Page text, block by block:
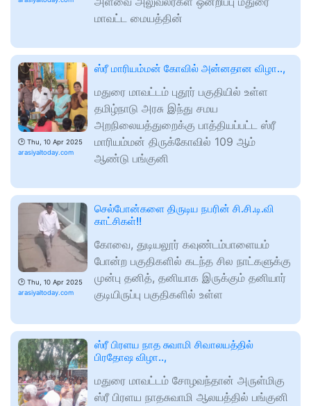
மாவட்ட மையத்தின்
🕑 Thu, 10 Apr 2025
arasiyaltoday.com
ஸ்ரீ மாரியம்மன் கோவில் அன்னதான விழா..,
மதுரை மாவட்டம் புதூர் பகுதியில் உள்ள
தமிழ்நாடு அரசு இந்து சமய
அறநிலையத்துறைக்கு பாத்தியப்பட்ட ஸ்ரீ
மாரியம்மன் திருக்கோவில் 109 ஆம்
ஆண்டு பங்குனி
🕑 Thu, 10 Apr 2025
arasiyaltoday.com
செல்போன்களை திருடிய நபரின் சி.சி.டி.வி
காட்சிகள்!!
கோவை, துடியலூர் கவுண்டம்பாளையம்
போன்ற பகுதிகளில் கடந்த சில நாட்களுக்கு
முன்பு தனித், தனியாக இருக்கும் தனியார்
குடியிருப்பு பகுதிகளில் உள்ள
ஸ்ரீ பிரளய நாத சுவாமி சிவாலயத்தில்
பிரதோஷ விழா..,
மதுரை மாவட்டம் சோழவந்தான் அருள்மிகு
ஸ்ரீ பிரளய நாதசுவாமி ஆலயத்தில் பங்குனி